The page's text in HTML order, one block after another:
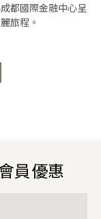
都國際金融中心呈
旅程。
員優惠